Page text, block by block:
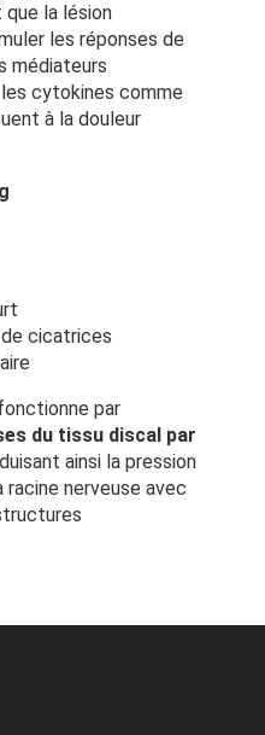
la lésion
les réponses de
médiateurs
cytokines comme
à la douleur
cicatrices
par
du tissu discal par
ainsi la pression
nerveuse avec